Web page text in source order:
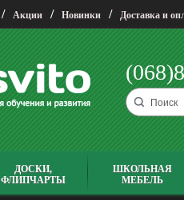
/ Акции / Новинки / Доставка и
ДОСКИ,
ФЛИПЧАРТЫ
ШКОЛЬНАЯ
МЕБЕЛЬ